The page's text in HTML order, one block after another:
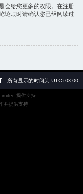
会给您更多的权限。在注册
论坛时请确认您已经阅读过
所有显示的时间为 UTC+08:00
提供支持
并提供支持